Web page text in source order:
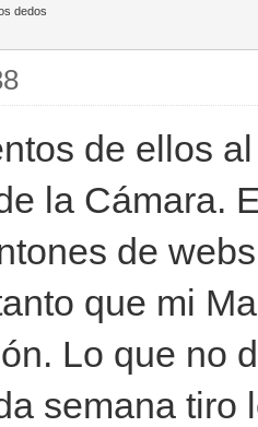
dedos
de ellos
la Cámara.
de
que mi
Lo que no
semana tiro